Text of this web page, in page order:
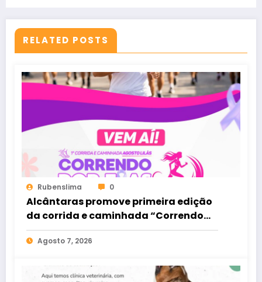
RELATED POSTS
Rubenslima 0
Alcântaras promove primeira edição
da corrida e caminhada “Correndo
por Elas”
Agosto 7, 2026